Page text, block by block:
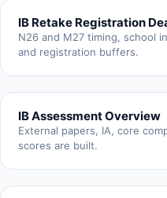
IB Retake Registration
N26 and M27 timing, school
and registration buffers.
IB Assessment Overview
External papers, IA, core
scores are built.